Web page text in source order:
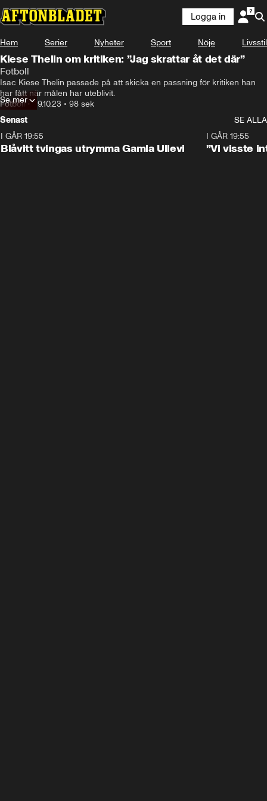
Logga in
Hem Serier Nyheter Sport Nöje Livsstil
Kiese Thelin om kritiken: ”Jag skrattar åt det där”
Fotboll
Isac Kiese Thelin passade på att skicka en passning för kritiken han
har fått när målen har uteblivit.
Fotboll•29.10.23 • 98 sek
Se mer
Senast
SE ALLA
I GÅR 19:55
Blåvitt tvingas utrymma Gamla Ullevi
I GÅR 19:55
”Vi visste